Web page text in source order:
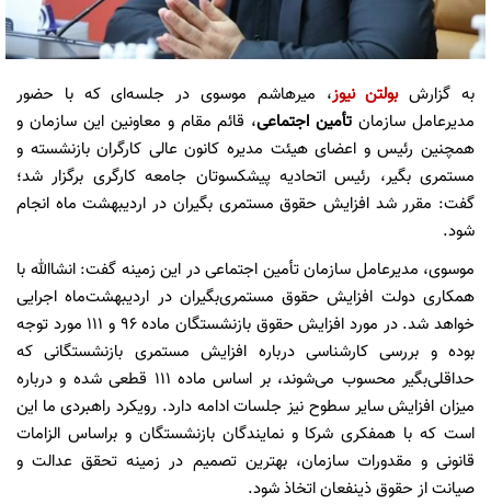
به گزارشبولتن نیوز، میرهاشم موسوی در جلسه‌ای که با حضور
مدیرعامل سازمان تأمین اجتماعی، قائم مقام و معاونین این سازمان و
همچنین رئیس و اعضای هیئت مدیره کانون عالی کارگران بازنشسته و
مستمری بگیر، رئیس اتحادیه پیشکسوتان جامعه کارگری برگزار شد؛
گفت: مقرر شد افزایش حقوق مستمری بگیران در اردیبهشت ماه انجام
شود.
موسوی، مدیرعامل سازمان تأمین اجتماعی در این زمینه گفت: انشاالله با
همکاری دولت افزایش حقوق مستمری‌بگیران در اردیبهشت‌ماه اجرایی
خواهد شد. در مورد افزایش حقوق بازنشستگان ماده ۹۶ و ۱۱۱ مورد توجه
بوده و بررسی کارشناسی درباره افزایش مستمری بازنشستگانی که
حداقلی‌بگیر محسوب می‌شوند، بر اساس ماده ۱۱۱ قطعی شده و درباره
میزان افزایش سایر سطوح نیز جلسات ادامه دارد. رویکرد راهبردی ما این
است که با همفکری شرکا و نمایندگان بازنشستگان و براساس الزامات
قانونی و مقدورات سازمان، بهترین تصمیم در زمینه تحقق عدالت و
صیانت از حقوق ذینفعان اتخاذ شود.